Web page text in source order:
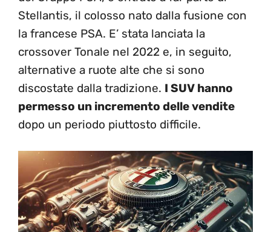
Stellantis, il colosso nato dalla fusione con
la francese PSA. E’ stata lanciata la
crossover Tonale nel 2022 e, in seguito,
alternative a ruote alte che si sono
discostate dalla tradizione. I SUV hanno
permesso un incremento delle vendite
dopo un periodo piuttosto difficile.